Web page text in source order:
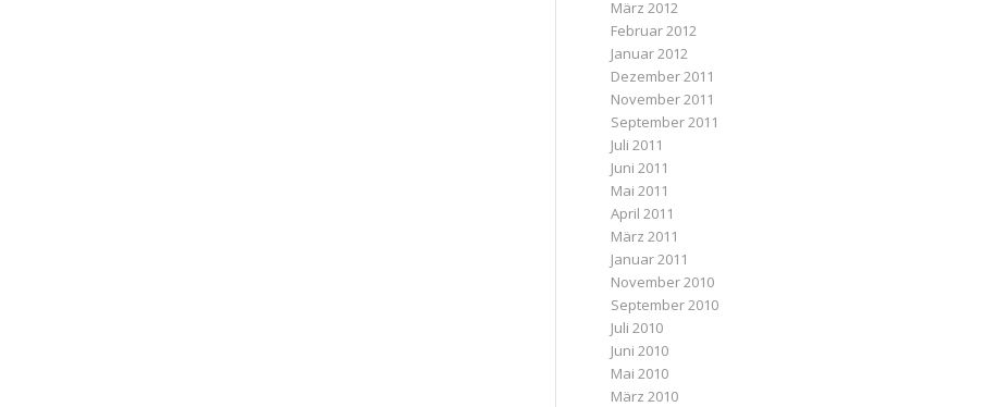
März 2012
Februar 2012
Januar 2012
Dezember 2011
November 2011
September 2011
Juli 2011
Juni 2011
Mai 2011
April 2011
März 2011
Januar 2011
November 2010
September 2010
Juli 2010
Juni 2010
Mai 2010
März 2010